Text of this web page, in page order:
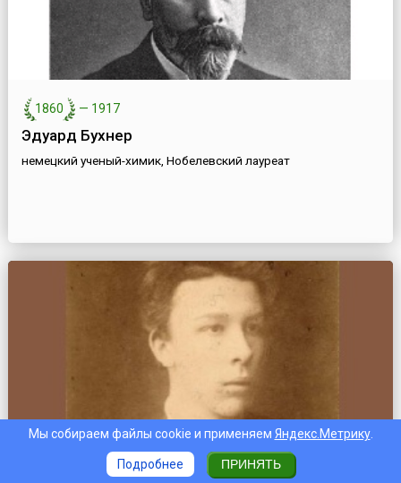
1860 — 1917
Эдуард Бухнер
немецкий ученый-химик, Нобелевский лауреат
1887
Мы собираем файлы cookie и применяем Яндекс.Метрику.
Подробнее ПРИНЯТЬ